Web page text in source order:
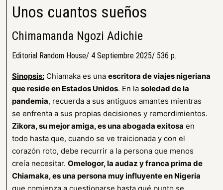
Unos cuantos sueños
Chimamanda Ngozi Adichie
Editorial Random House/ 4 Septiembre 2025/ 536 p.
Sinopsis:Chiamaka es una escritora de viajes nigeriana
que reside en Estados Unidos. En la soledad de la
pandemia, recuerda a sus antiguos amantes mientras
se enfrenta a sus propias decisiones y remordimientos.
Zikora, su mejor amiga, es una abogada exitosa en
todo hasta que, cuando se ve traicionada y con el
corazón roto, debe recurrir a la persona que menos
creía necesitar. Omelogor, la audaz y franca prima de
Chiamaka, es una persona muy influyente en Nigeria
que comienza a cuestionarse hasta qué punto se